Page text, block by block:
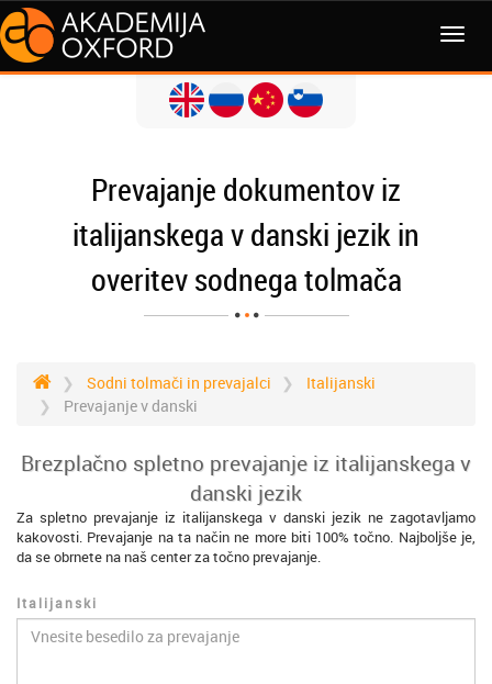
MENI
Prevajanje dokumentov iz
italijanskega v danski jezik in
overitev sodnega tolmača
Sodni tolmači in prevajalci
Italijanski
Prevajanje v danski
Brezplačno spletno prevajanje iz italijanskega v
danski jezik
Za spletno prevajanje iz italijanskega v danski jezik ne zagotavljamo
kakovosti. Prevajanje na ta način ne more biti 100% točno. Najboljše je,
da se obrnete na naš center za točno prevajanje.
Italijanski